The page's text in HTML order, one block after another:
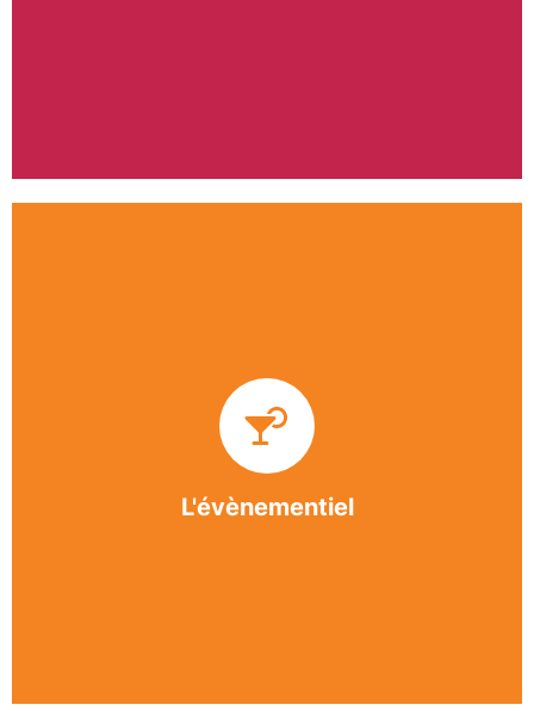
L'évènementiel
BASE apporte des solutions innovantes et
originales dans l’organisation des manifestations,
festivals, conventions, colloques et assemblées